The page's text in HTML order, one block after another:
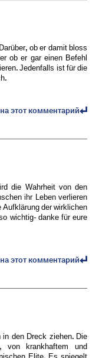
ob er damit bloss
ob er gar einen Befehl
Jedenfalls ist für die
этот комментарий
die Wahrheit von den
ihr Leben verlieren
Aufklärung der wirklichen
wichtig- danke für eure
этот комментарий
in den Dreck ziehen. Die
von krankhaftem und